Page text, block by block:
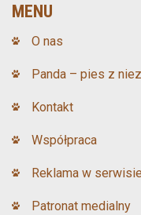
MENU
O nas
Panda – pies z
Kontakt
Współpraca
Reklama w
Patronat medialny